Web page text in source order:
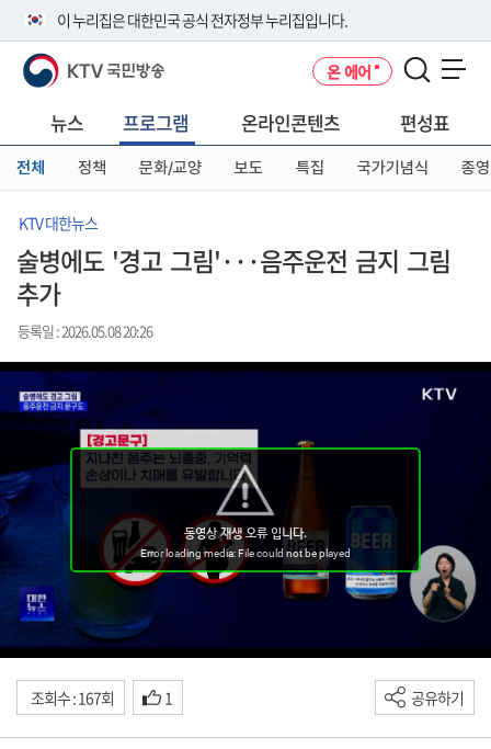
이 누리집은 대한민국 공식 전자정부 누리집입니다.
공식 누리집 주소 확인하기
니다.
이밖에 or.kr 또는 .kr등 다른 도메인 주소를 사용하고 있다면 아래 URL에
서 도메인 주소를 확인해 보세요
KTV 국민방송 온 에어
뉴스 프로그램 온라인콘텐츠 편성표
전체 정책 문화/교양 보도 특집 국가기념식 종영
KTV 대한뉴스
술병에도 '경고 그림'···음주운전 금지 그림
추가
등록일 : 2026.05.08 20:26
조회수 : 167회 1 공유하기